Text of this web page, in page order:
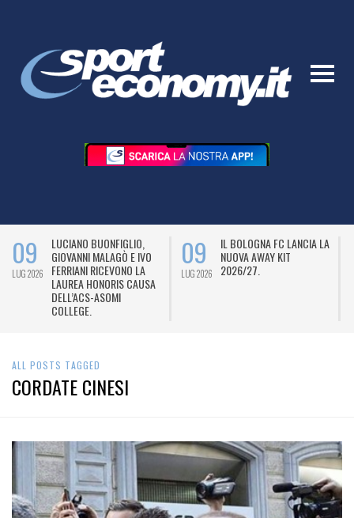
09
LUG 2026
LUCIANO BUONFIGLIO,
GIOVANNI MALAGÒ E IVO
FERRIANI RICEVONO LA
LAUREA HONORIS CAUSA
DELL’ACS-ASOMI
COLLEGE.
09
LUG 2026
IL BOLOGNA FC LANCIA LA
NUOVA AWAY KIT
2026/27.
ALL POSTS TAGGED
CORDATE CINESI